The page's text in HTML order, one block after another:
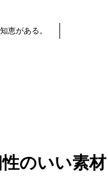
恵がある。
のいい素